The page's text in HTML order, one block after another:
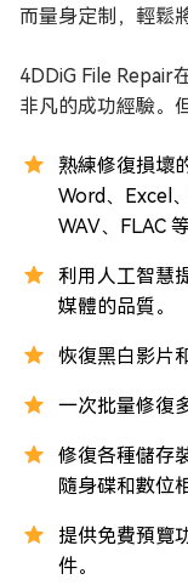
而量身定制，輕鬆
4DDiG File Repair
非凡的成功經驗。
熟練修復損壞
Word、Excel
WAV、FLAC
利用人工智慧
媒體的品質。
恢復黑白影片
一次批量修復
修復各種儲存
隨身碟和數位
提供免費預覽
件。